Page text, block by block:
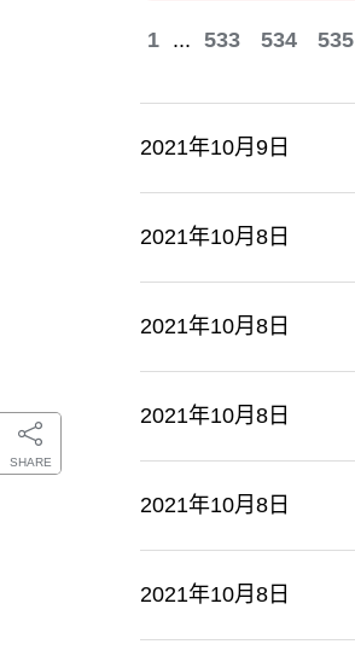
SHARE
1 ... 533 534 535
2021年10月9日
2021年10月8日
2021年10月8日
2021年10月8日
2021年10月8日
2021年10月8日